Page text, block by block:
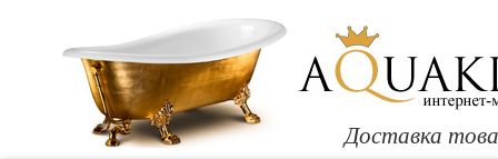
Доставка